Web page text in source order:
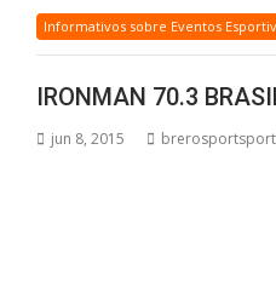
Informativos sobre Eventos
IRONMAN 70.3
jun 8, 2015